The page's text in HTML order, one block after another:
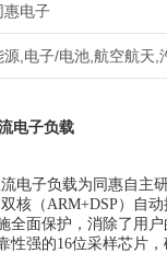
惠电子
源,电子/电池,航空航天,
电子负载
电子负载为同惠自主
核（ARM+DSP）自
全面保护，消除了用户
性强的16位采样芯片